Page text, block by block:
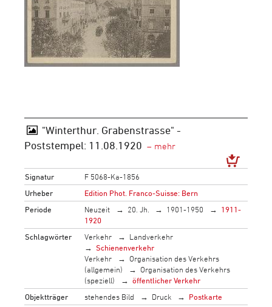
"Winterthur. Grabenstrasse" -
Poststempel: 11.08.1920
Signatur
F 5068-Ka-1856
Urheber
Edition Phot. Franco-Suisse: Bern
Periode
Neuzeit 20. Jh. 1901-1950
1911-
1920
Schlagwörter
Verkehr
Landverkehr
Schienenverkehr
Verkehr
Organisation des Verkehrs
(allgemein)
Organisation des Verkehrs
(speziell)
öffentlicher Verkehr
Objektträger
stehendes Bild Druck
Postkarte